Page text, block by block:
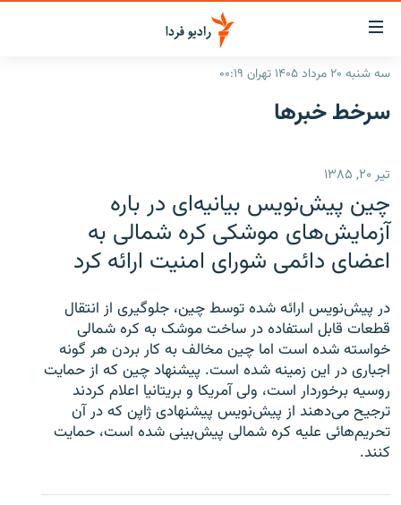
لینک‌های
قابلیت
دسترسی
بازگشت
اصلی
رفتن
به
صفحه
جستجو
ایران
انتخاب کنید و بشنوید
برنامه‌های رادیویی
بشنوید
پادکست
چندرسانه‌ای
گزارش‌های ویدئویی
English
به ما بپیوندید
سه شنبه ۲۰ مرداد ۱۴۰۵ تهران ۰۰:۱۹
سرخط‌ خبرها
تیر ۲۰, ۱۳۸۵
چین پیش‌نویس بیانیه‌ای در باره
آزمایش‌های موشکی کره شمالی به
اعضای دائمی شورای امنیت ارائه کرد
در پیش‌نویس ارائه شده توسط چین، جلوگیری از انتقال
قطعات قابل استفاده در ساخت موشک به کره شمالی
خواسته شده است اما چین مخالف به کار بردن هر گونه
اجباری در این زمینه شده است. پیشنهاد چین که از حمایت
روسیه برخوردار است، ولی آمریکا و بریتانیا اعلام کردند
ترجیح می‌دهند از پیش‌نویس پیشنهادی ژاپن که در آن
تحریم‌هائی علیه کره شمالی پیش‌بینی شده است، حمایت
کنند.